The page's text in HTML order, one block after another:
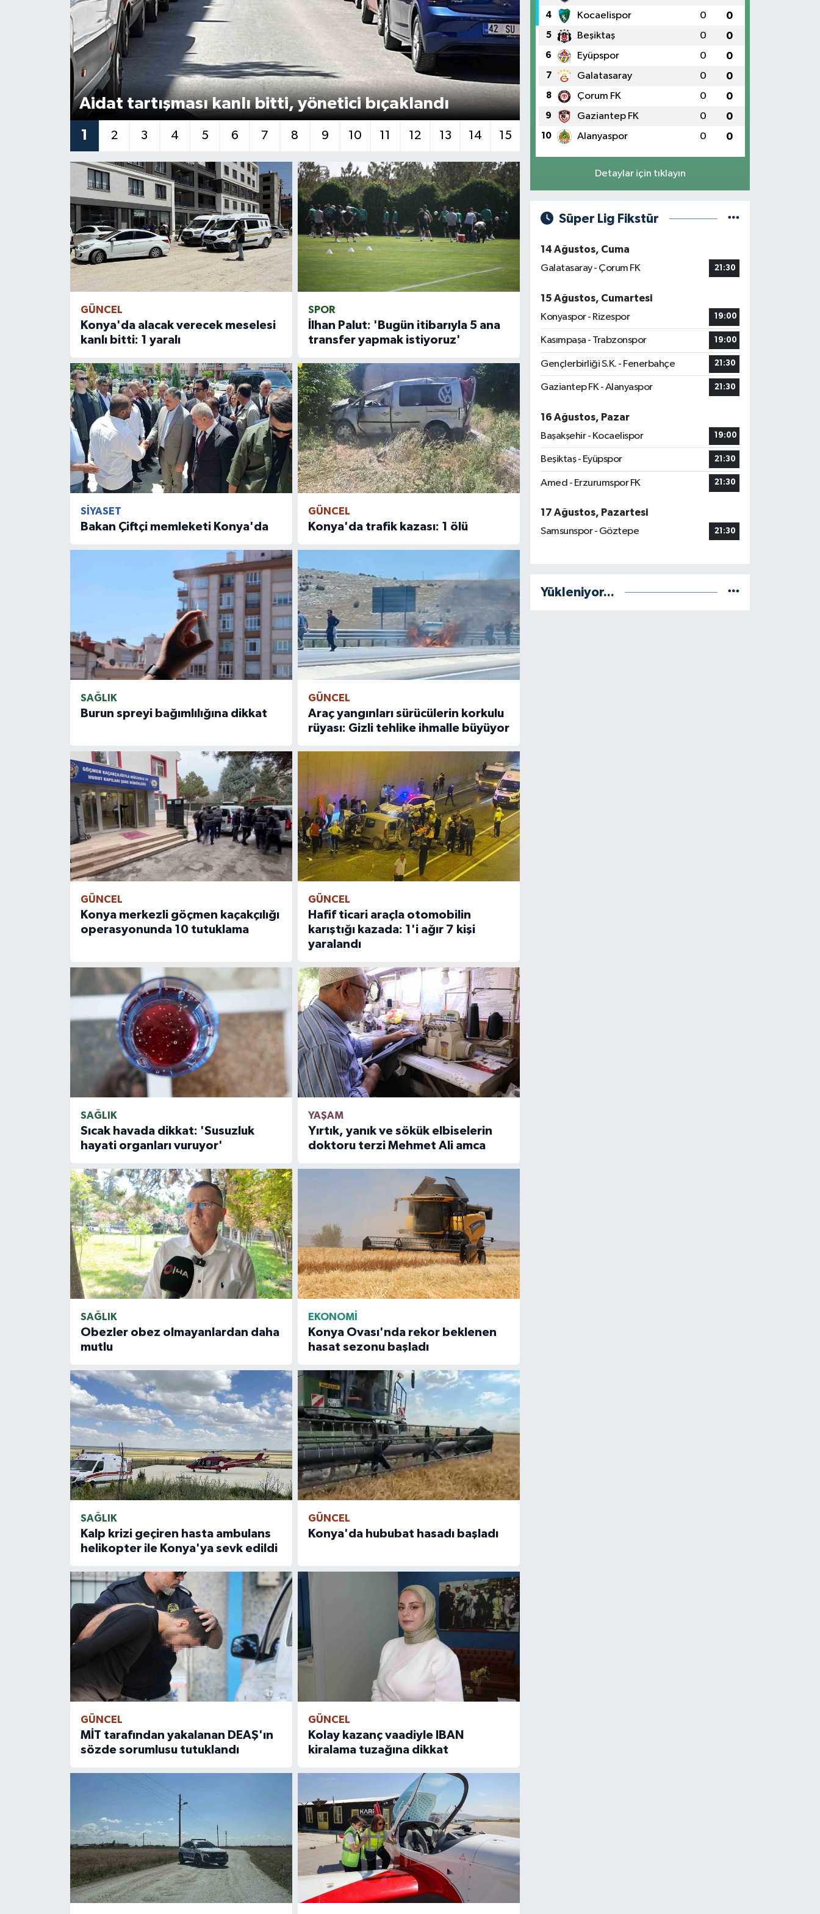
Aidat tartışması kanlı bitti, yönetici bıçaklandı
Aşırı sıcaklar kalp hastaları,
tehlike oluşturuyor
1 2 3 4 5 6 7 8 9 10 11 12 13 14 15
GÜNCEL
Konya'da alacak verecek meselesi
kanlı bitti: 1 yaralı
SPOR
İlhan Palut: 'Bugün itibarıyla 5 ana
transfer yapmak istiyoruz'
SİYASET
Bakan Çiftçi memleketi Konya'da
GÜNCEL
Konya'da trafik kazası: 1 ölü
SAĞLIK
Burun spreyi bağımlılığına dikkat
GÜNCEL
Araç yangınları sürücülerin korkulu
rüyası: Gizli tehlike ihmalle büyüyor
GÜNCEL
Konya merkezli göçmen kaçakçılığı
operasyonunda 10 tutuklama
GÜNCEL
Hafif ticari araçla otomobilin
karıştığı kazada: 1'i ağır 7 kişi
yaralandı
SAĞLIK
Sıcak havada dikkat: 'Susuzluk
hayati organları vuruyor'
YAŞAM
Yırtık, yanık ve sökük elbiselerin
doktoru terzi Mehmet Ali amca
SAĞLIK
Obezler obez olmayanlardan daha
mutlu
EKONOMİ
Konya Ovası'nda rekor beklenen
hasat sezonu başladı
SAĞLIK
Kalp krizi geçiren hasta ambulans
helikopter ile Konya'ya sevk edildi
GÜNCEL
Konya'da hububat hasadı başladı
GÜNCEL
MİT tarafından yakalanan DEAŞ'ın
sözde sorumlusu tutuklandı
GÜNCEL
Kolay kazanç vaadiyle IBAN
kiralama tuzağına dikkat
4 Kocaelispor 0 0
5 Beşiktaş 0 0
6 Eyüpspor 0 0
7 Galatasaray 0 0
8 Çorum FK 0 0
9 Gaziantep FK 0 0
10 Alanyaspor 0 0
Detaylar için tıklayın
Süper Lig Fikstür
14 Ağustos, Cuma
Galatasaray - Çorum FK
21:30
15 Ağustos, Cumartesi
Konyaspor - Rizespor
19:00
Kasımpaşa - Trabzonspor 19:00
Gençlerbirliği S.K. - Fenerbahçe 21:30
Gaziantep FK - Alanyaspor 21:30
16 Ağustos, Pazar
Başakşehir - Kocaelispor
19:00
Beşiktaş - Eyüpspor 21:30
Amed - Erzurumspor FK 21:30
17 Ağustos, Pazartesi
Samsunspor - Göztepe
21:30
Yükleniyor...
ÖZEL HABER
RÖPORTAJLAR
SİYASET